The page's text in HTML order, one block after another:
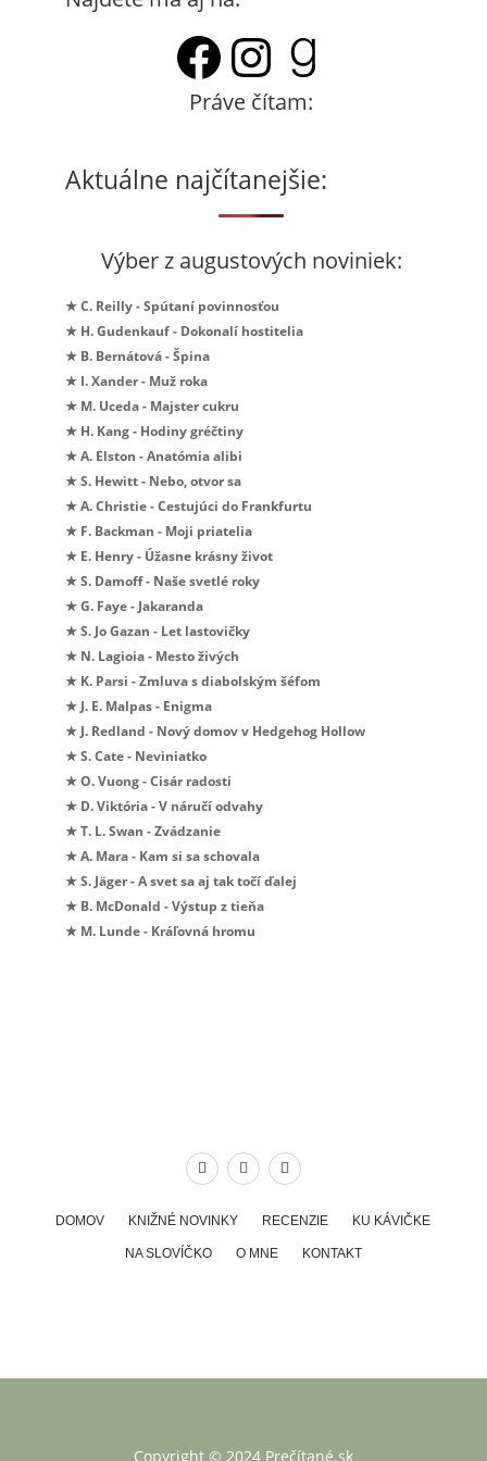
Facebook
Instagram
Práve čítam:
Aktuálne najčítanejšie:
Výber z augustových noviniek:
★ C. Reilly - Spútaní povinnosťou
★ H. Gudenkauf - Dokonalí hostitelia
★ B. Bernátová - Špina
★ I. Xander - Muž roka
★ M. Uceda - Majster cukru
★ H. Kang - Hodiny gréčtiny
★ A. Elston - Anatómia alibi
★ S. Hewitt - Nebo, otvor sa
★ A. Christie - Cestujúci do Frankfurtu
★ F. Backman - Moji priatelia
★ E. Henry - Úžasne krásny život
★ S. Damoff - Naše svetlé roky
★ G. Faye - Jakaranda
★ S. Jo Gazan - Let lastovičky
★ N. Lagioia - Mesto živých
★ K. Parsi - Zmluva s diabolským šéfom
★ J. E. Malpas - Enigma
★ J. Redland - Nový domov v Hedgehog Hollow
★ S. Cate - Neviniatko
★ O. Vuong - Cisár radosti
★ D. Viktória - V náručí odvahy
★ T. L. Swan - Zvádzanie
★ A. Mara - Kam si sa schovala
★ S. Jäger - A svet sa aj tak točí ďalej
★ B. McDonald - Výstup z tieňa
★ M. Lunde - Kráľovná hromu
DOMOV KNIŽNÉ NOVINKY RECENZIE KU KÁVIČKE
NA SLOVÍČKO O MNE KONTAKT
Copyright © 2024 Prečítané.sk